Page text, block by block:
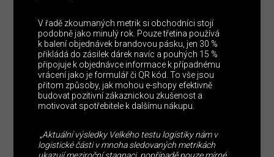
V řadě zkoumaných metrik si obchodníci stojí
podobně jako minulý rok. Pouze třetina používá
k balení objednávek brandovou pásku, jen 30 %
přikládá do zásilek dárek navíc a pouhých 15 %
připojuje k objednávce informace k případnému
vrácení jako je formulář či QR kód. To vše jsou
přitom způsoby, jak mohou e-shopy efektivně
budovat pozitivní zákaznickou zkušenost a
motivovat spotřebitele k dalšímu nákupu.
„Aktuální výsledky Velkého testu logistiky nám v
logistické části v mnoha sledovaných metrikách
ukazují meziroční stagnaci, popřípadě pouze mírné